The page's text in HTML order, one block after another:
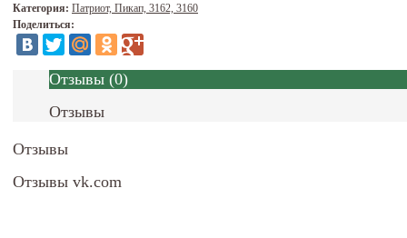
Категория: Патриот, Пикап, 3162, 3160
Поделиться:
Отзывы (0)
Отзывы
Отзывы
Отзывы vk.com